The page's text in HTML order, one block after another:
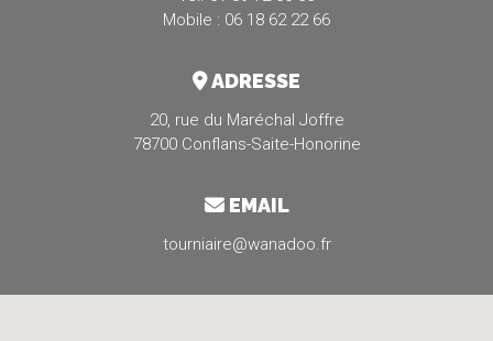
Mobile : 06 18 62 22 66
ADRESSE
20, rue du Maréchal Joffre
78700 Conflans-Saite-Honorine
EMAIL
tourniaire@wanadoo.fr